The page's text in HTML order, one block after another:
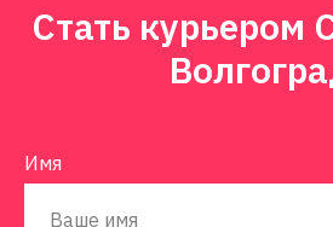
Стать курьером
Имя